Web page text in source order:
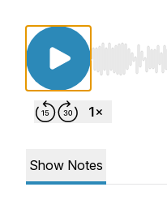
Use Left/
Show Notes